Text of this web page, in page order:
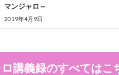
マンジャロ～
2019年4月9日
講義録のすべてはこ